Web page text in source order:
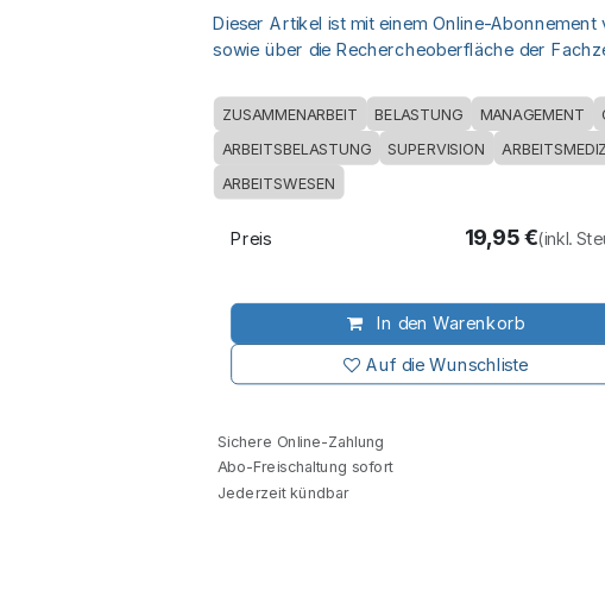
Dieser Artikel ist mit einem Online-Abonnement
sowie über die Rechercheoberfläche der
ZUSAMMENARBEIT BELASTUNG MANAGEMENT
ARBEITSBELASTUNG
SUPERVISION
ARBEITSWESEN
In den Warenkorb
Auf die Wunschliste
Preis 19,95€(inkl.
Sichere Online-Zahlung
Abo-Freischaltung sofort
Jederzeit kündbar